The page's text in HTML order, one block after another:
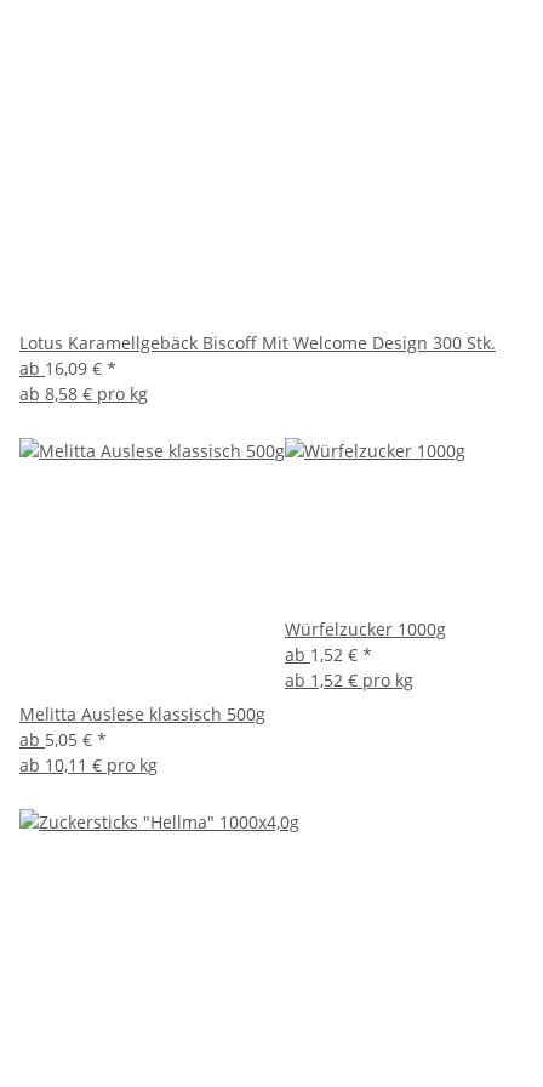
Lotus Karamellgebäck Biscoff Mit Welcome Design 300 Stk.
ab 16,09 € *
ab 8,58 € pro kg
Melitta Auslese klassisch 500g
ab 5,05 € *
ab 10,11 € pro kg
Würfelzucker 1000g
ab 1,52 € *
ab 1,52 € pro kg